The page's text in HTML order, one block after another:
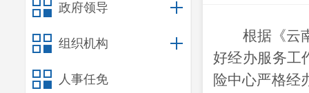
政府领导
组织机构
人事任免
根据 《
好经办服务工
险中心严格经